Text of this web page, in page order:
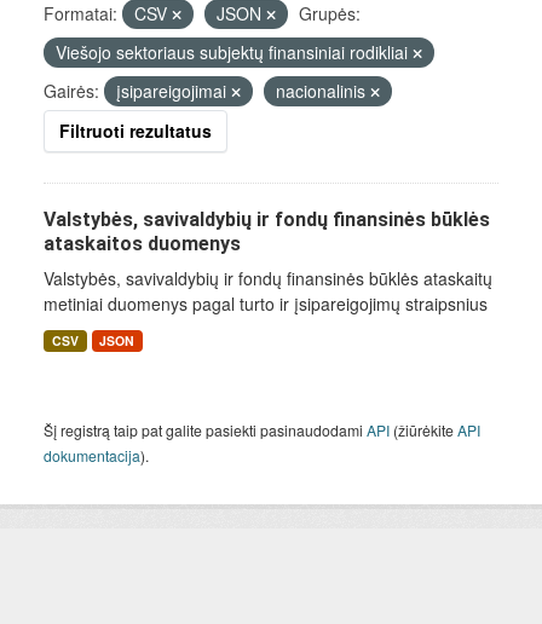
Formatai: CSV JSON
Grupės:
Viešojo sektoriaus subjektų finansiniai rodikliai
Gairės:
įsipareigojimai
nacionalinis
Filtruoti rezultatus
Valstybės, savivaldybių ir fondų finansinės būklės
ataskaitos duomenys
Valstybės, savivaldybių ir fondų finansinės būklės ataskaitų
metiniai duomenys pagal turto ir įsipareigojimų straipsnius
CSV JSON
Šį registrą taip pat galite pasiekti pasinaudodami API (žiūrėkiteAPI
dokumentacija).